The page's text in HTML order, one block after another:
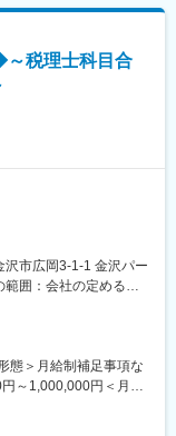
うようなイメージで
カーのパナソニックだ
つパナソニックのブ
ンに、顧客満足度を
期）しており、充実し
～税理士科目合
またはレビュー
バイス
沢市広岡3-1-1 金沢パー
囲：会社の定める事
態＞月給制補足事項な
～1,000,000円＜月給